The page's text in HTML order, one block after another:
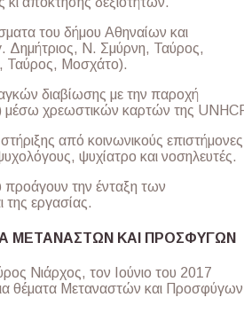
του δήμου Αθηναίων και
Ν. Σμύρνη, Ταύρος,
Ταύρος, Μοσχάτο).
διαβίωσης με την παροχή
μέσω χρεωστικών καρτών της
από κοινωνικούς
ψυχίατρο και νοσηλευτές.
προάγουν την ένταξη των
εργασίας.
ΜΕΤΑΝΑΣΤΩΝ ΚΑΙ ΠΡΟΣΦΥΓΩΝ
Νιάρχος, τον Ιούνιο του 2017
θέματα Μεταναστών και Προσφύγων